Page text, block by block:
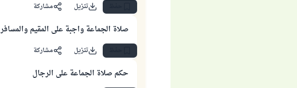
تنزيل مشاركة
صلاة الجماعة واجبة على المقيم والمسافر
تنزيل مشاركة
حكم صلاة الجماعة على الرجال